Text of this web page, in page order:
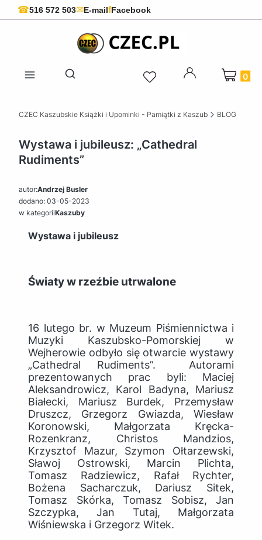
☎516 572 503✉E-mailfFacebook
Otwórz wyszukiwarkę
Produkty
CZEC Kaszubskie Książki i Upominki - Pamiątki z Kaszub BLOG
Wystawa i jubileusz: „Cathedral
Rudiments”
autor:Andrzej Busler
dodano: 03-05-2023
w kategoriiKaszuby
Wystawa i jubileusz
Światy w rzeźbie utrwalone
16 lutego br. w Muzeum Piśmiennictwa i
Muzyki Kaszubsko-Pomorskiej w
Wejherowie odbyło się otwarcie wystawy
„Cathedral Rudiments”. Autorami
prezentowanych prac byli: Maciej
Aleksandrowicz, Karol Badyna, Mariusz
Białecki, Mariusz Burdek, Przemysław
Druszcz, Grzegorz Gwiazda, Wiesław
Koronowski, Małgorzata Kręcka-
Rozenkranz, Christos Mandzios,
Krzysztof Mazur, Szymon Ołtarzewski,
Sławoj Ostrowski, Marcin Plichta,
Tomasz Radziewicz, Rafał Rychter,
Bożena Sacharczuk, Dariusz Sitek,
Tomasz Skórka, Tomasz Sobisz, Jan
Szczypka, Jan Tutaj, Małgorzata
Wiśniewska i Grzegorz Witek.